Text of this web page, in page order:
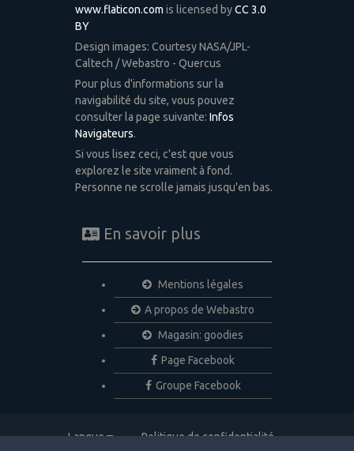
www.flaticon.com is licensed byCC 3.0
BY
Design images: Courtesy NASA/JPL-
Caltech / Webastro - Quercus
Pour plus d'informations sur la
navigabilité du site, vous pouvez
consulter la page suivante: Infos
Navigateurs.
Si vous lisez ceci, c'est que vous
explorez le site vraiment à fond.
Personne ne scrolle jamais jusqu'en bas.
En savoir plus
Mentions légales
A propos de Webastro
Magasin: goodies
Page Facebook
Groupe Facebook
Langue
Politique de confidentialité